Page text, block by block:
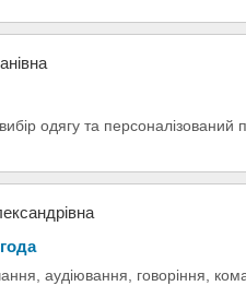
одягу та персоналізований
аудіювання, говоріння,